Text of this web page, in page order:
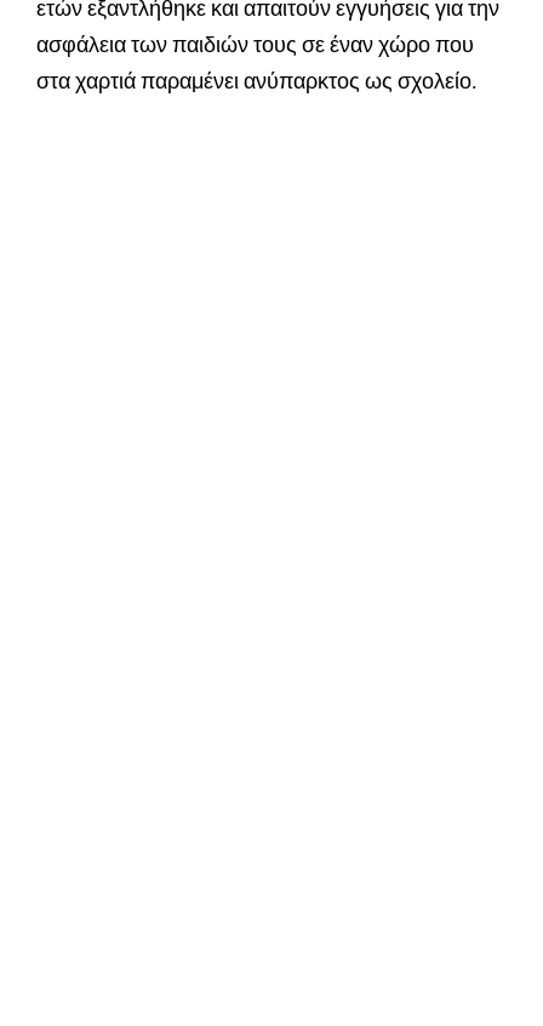
ετών εξαντλήθηκε και απαιτούν εγγυήσεις για την
ασφάλεια των παιδιών τους σε έναν χώρο που
στα χαρτιά παραμένει ανύπαρκτος ως σχολείο.